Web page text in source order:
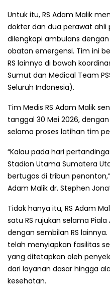
Untuk itu, RS Adam Malik
dokter dan dua perawat ahli
dilengkapi ambulans
obatan emergensi. Tim ini
RS lainnya di bawah
Sumut dan Medical Team
Seluruh Indonesia).
Tim Medis RS Adam Malik
tanggal 30 Mei 2026,
selama proses latihan tim
“Kalau pada hari
Stadion Utama Sumatera
bertugas di tribun
Adam Malik dr. Stephen
Tidak hanya itu, RS Adam
satu RS rujukan selama Piala
dengan sembilan RS lainnya.
telah menyiapkan fasilitas
yang ditetapkan oleh
dari layanan dasar hingga
kesehatan.